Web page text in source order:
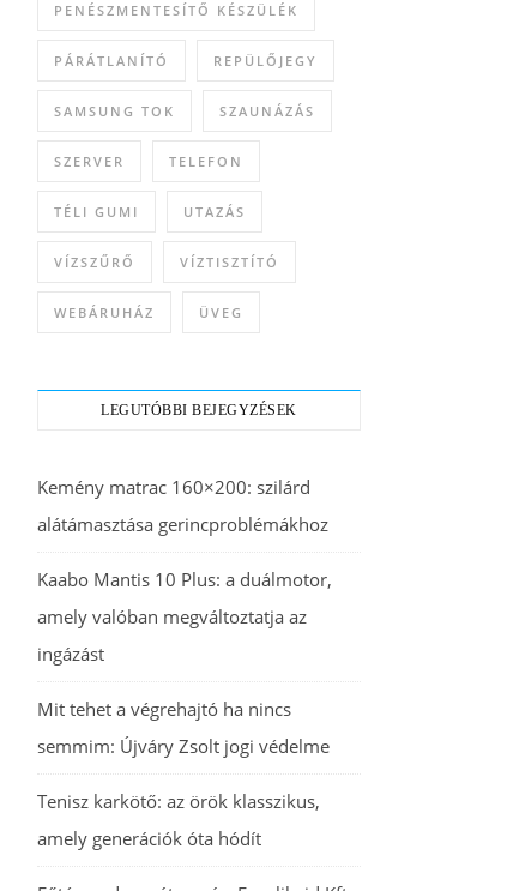
PENÉSZMENTESÍTŐ KÉSZÜLÉK
PÁRÁTLANÍTÓ REPÜLŐJEGY
SAMSUNG TOK SZAUNÁZÁS
SZERVER TELEFON
TÉLI GUMI UTAZÁS
VÍZSZŰRŐ VÍZTISZTÍTÓ
WEBÁRUHÁZ ÜVEG
LEGUTÓBBI BEJEGYZÉSEK
Kemény matrac 160×200: szilárd
alátámasztása gerincproblémákhoz
Kaabo Mantis 10 Plus: a duálmotor,
amely valóban megváltoztatja az
ingázást
Mit tehet a végrehajtó ha nincs
semmim: Újváry Zsolt jogi védelme
Tenisz karkötő: az örök klasszikus,
amely generációk óta hódít